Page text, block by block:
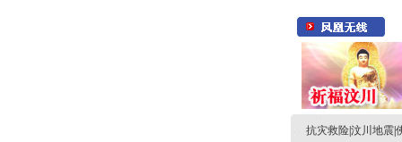
抗灾救险汶川地震